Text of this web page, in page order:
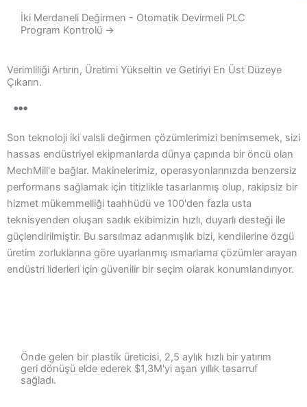
İki Merdaneli Değirmen - Otomatik Devirmeli PLC
Program Kontrolü →
Verimliliği Artırın, Üretimi Yükseltin ve Getiriyi En Üst Düzeye
Çıkarın.
Son teknoloji iki valsli değirmen çözümlerimizi benimsemek, sizi
hassas endüstriyel ekipmanlarda dünya çapında bir öncü olan
MechMill'e bağlar. Makinelerimiz, operasyonlarınızda benzersiz
performans sağlamak için titizlikle tasarlanmış olup, rakipsiz bir
hizmet mükemmelliği taahhüdü ve 100'den fazla usta
teknisyenden oluşan sadık ekibimizin hızlı, duyarlı desteği ile
güçlendirilmiştir. Bu sarsılmaz adanmışlık bizi, kendilerine özgü
üretim zorluklarına göre uyarlanmış ısmarlama çözümler arayan
endüstri liderleri için güvenilir bir seçim olarak konumlandırıyor.
Önde gelen bir plastik üreticisi, 2,5 aylık hızlı bir yatırım
geri dönüşü elde ederek $1,3M'yi aşan yıllık tasarruf
sağladı.